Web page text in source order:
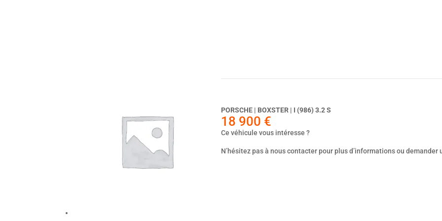
PORSCHE | BOXSTER | I (986) 3.2 S
18 900 €
Ce véhicule vous intéresse ?
N’hésitez pas à nous contacter pour plus d’informations ou demander